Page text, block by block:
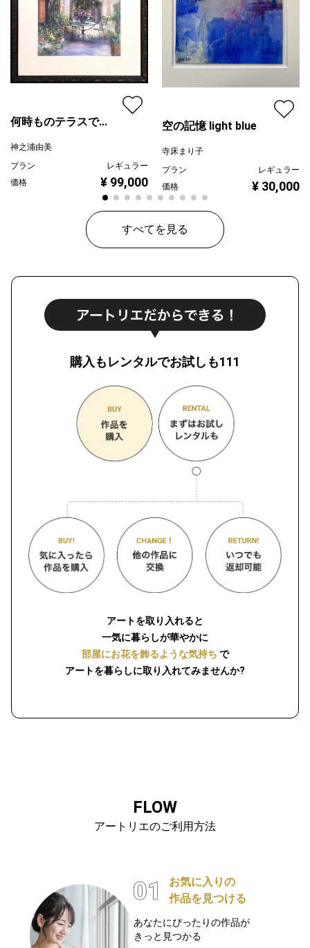
何時ものテラスで...
神之浦由美
プラン
レギュラー
価格
¥ 99,000
空の記憶 light blue
寺床まり子
プラン
レギュラー
価格
¥ 30,000
すべてを見る
購入もレンタルでお試しも111
アートを取り入れると
一気に暮らしが華やかに
部屋にお花を飾るような気持ち で
アートを暮らしに取り入れてみませんか?
FLOW
アートリエのご利用方法
お気に入りの
作品を見つける
あなたにぴったりの作品が
きっと見つかる